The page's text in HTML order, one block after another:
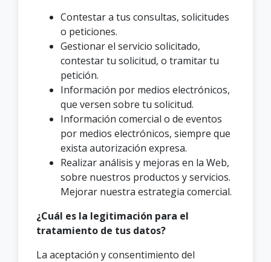
Contestar a tus consultas, solicitudes
o peticiones.
Gestionar el servicio solicitado,
contestar tu solicitud, o tramitar tu
petición.
Información por medios electrónicos,
que versen sobre tu solicitud.
Información comercial o de eventos
por medios electrónicos, siempre que
exista autorización expresa.
Realizar análisis y mejoras en la Web,
sobre nuestros productos y servicios.
Mejorar nuestra estrategia comercial.
¿Cuál es la legitimación para el
tratamiento de tus datos?
La aceptación y consentimiento del